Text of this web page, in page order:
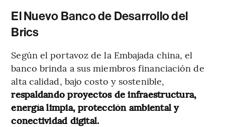
El Nuevo Banco de Desarrollo del
Brics
Según el portavoz de la Embajada china, el
banco brinda a sus miembros financiación de
alta calidad, bajo costo y sostenible,
respaldando proyectos de infraestructura,
energía limpia, protección ambiental y
conectividad digital.